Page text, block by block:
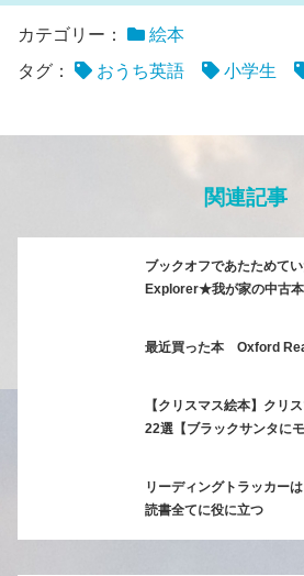
カテゴリー：
絵本
タグ：
おうち英語 小学生
関連記事
ブックオフであたためて
Explorer★我が家の中古
最近買った本 Oxford
【クリスマス絵本】クリ
22選【ブラックサンタにモ
リーディングトラッカー
読書全てに役に立つ